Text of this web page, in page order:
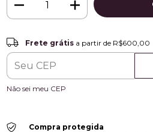
Frete grátis
Entregas para o CEP:
Frete grátis a partir de R$600,00
Não sei meu CEP
Compra protegida